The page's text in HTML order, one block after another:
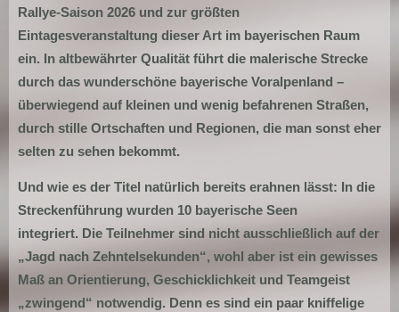
Rallye-Saison 2026 und zur größten
Eintagesveranstaltung dieser Art im bayerischen Raum
ein.
In altbewährter Qualität führt die malerische Strecke
durch das wunderschöne bayerische Voralpenland –
überwiegend auf kleinen und wenig befahrenen Straßen,
durch stille Ortschaften und Regionen, die man sonst eher
selten zu sehen bekommt.
Und wie es der Titel natürlich bereits erahnen lässt: In die
Streckenführung wurden 10 bayerische Seen
integriert. Die Teilnehmer sind nicht ausschließlich auf der
„Jagd nach Zehntelsekunden“, wohl aber ist ein gewisses
Maß an Orientierung, Geschicklichkeit und Teamgeist
„zwingend“ notwendig. Denn es sind ein paar kniffelige